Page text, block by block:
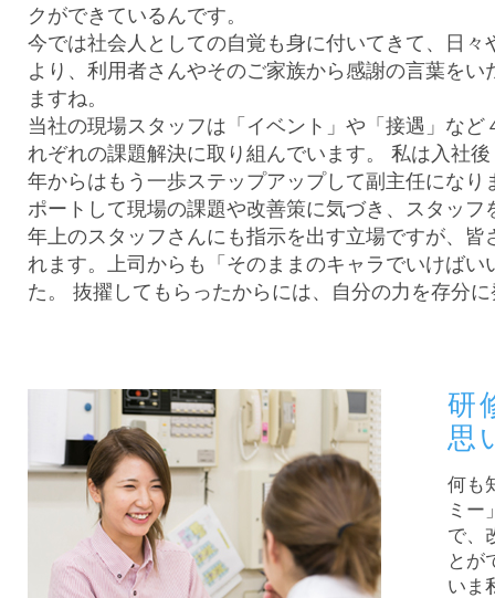
クができているんです。
今では社会人としての自覚も身に付いてきて、日々
より、利用者さんやそのご家族から感謝の言葉を
ますね。
当社の現場スタッフは「イベント」や「接遇」な
れぞれの課題解決に取り組んでいます。 私は入社
年からはもう一歩ステップアップして副主任になり
ポートして現場の課題や改善策に気づき、スタッ
年上のスタッフさんにも指示を出す立場ですが、皆
れます。上司からも「そのままのキャラでいけばい
た。 抜擢してもらったからには、自分の力を存分
研
思
何も
ミー
で、
とが
いま